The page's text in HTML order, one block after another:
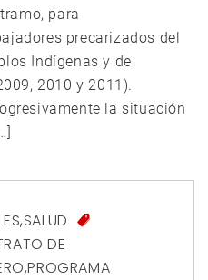
para
precarizados del
Indígenas y de
2010 y 2011).
la situación
,SALUD
DE
,PROGRAMA